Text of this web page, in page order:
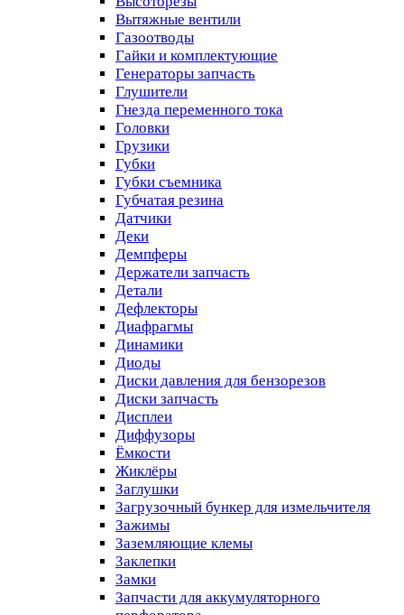
Вытяжные вентили
Газоотводы
Гайки и комплектующие
Генераторы запчасть
Глушители
Гнезда переменного тока
Головки
Грузики
Губки
Губки съемника
Губчатая резина
Датчики
Деки
Демпферы
Держатели запчасть
Детали
Дефлекторы
Диафрагмы
Динамики
Диоды
Диски давления для бензорезов
Диски запчасть
Дисплеи
Диффузоры
Ёмкости
Жиклёры
Заглушки
Загрузочный бункер для измельчителя
Зажимы
Заземляющие клемы
Заклепки
Замки
Запчасти для аккумуляторного